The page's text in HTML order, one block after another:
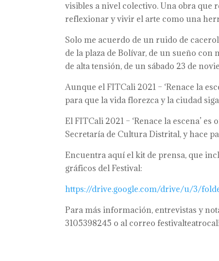
visibles a nivel colectivo. Una obra que
reflexionar y vivir el arte como una
Solo me acuerdo de un ruido de
de la plaza de Bolívar, de un sueño con
de alta tensión, de un sábado 23 de
Aunque el FITCali 2021 – ‘Renace la
para que la vida florezca y la ciudad
El FITCali 2021 – ‘Renace la escena’
Secretaría de Cultura Distrital, y hace
Encuentra aquí el kit de prensa, que
gráficos del Festival:
https://drive.google.com/drive/u/3/
Para más información, entrevistas y
3105398245 o al correo